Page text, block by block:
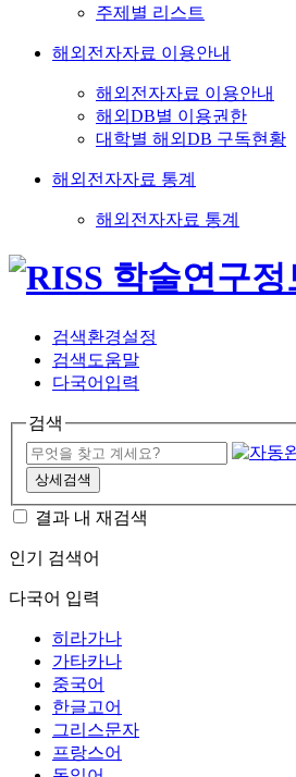
주제별 리스트
해외전자자료 이용안내
해외전자자료 이용안내
해외DB별 이용권한
대학별 해외DB 구독현황
해외전자자료 통계
해외전자자료 통계
검색환경설정
검색도움말
다국어입력
검색
상세검색
결과 내 재검색
인기 검색어
다국어 입력
히라가나
가타카나
중국어
한글고어
그리스문자
프랑스어